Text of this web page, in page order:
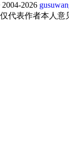
2026
代表作者本人意